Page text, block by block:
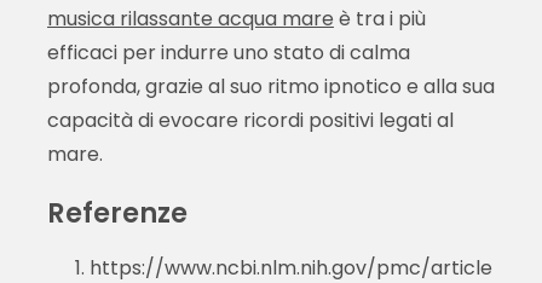
musica rilassante acqua mare è tra i più
efficaci per indurre uno stato di calma
profonda, grazie al suo ritmo ipnotico e alla sua
capacità di evocare ricordi positivi legati al
mare.
Referenze
https://www.ncbi.nlm.nih.gov/pmc/article